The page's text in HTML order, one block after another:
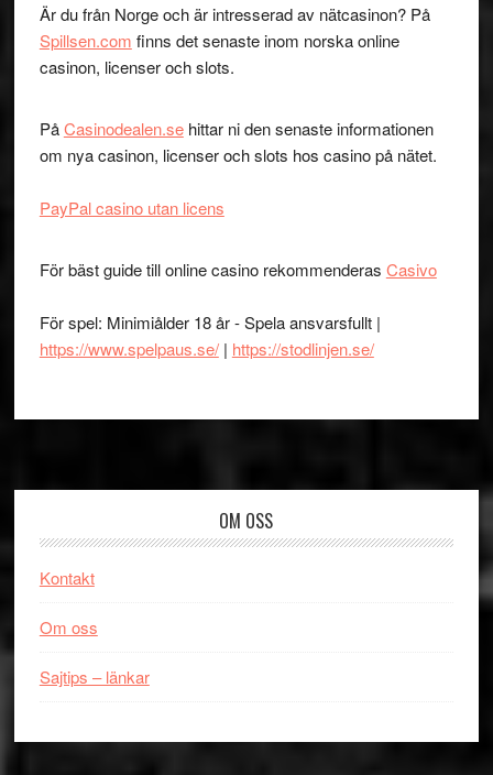
Är du från Norge och är intresserad av nätcasinon? På
Spillsen.com finns det senaste inom norska online
casinon, licenser och slots.
PåCasinodealen.sehittar ni den senaste informationen
om nya casinon, licenser och slots hos casino på nätet.
PayPal casino utan licens
För bäst guide till online casino rekommenderas Casivo
För spel: Minimiålder 18 år - Spela ansvarsfullt |
https://www.spelpaus.se/| https://stodlinjen.se/
OM OSS
Kontakt
Om oss
Sajtips – länkar